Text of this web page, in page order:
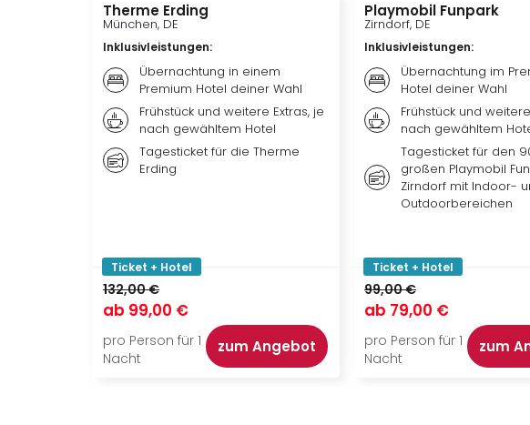
Therme Erding
München, DE
Inklusivleistungen:
Übernachtung in einem
Premium Hotel deiner Wahl
Frühstück und weitere Extras, je
nach gewähltem Hotel
Tagesticket für die Therme
Erding
Ticket + Hotel
132,00 €
ab 99,00 €
pro Person für 1
Nacht
zum Angebot
Playmobil Funpark
Zirndorf, DE
Inklusivleistungen:
Übernachtung im
Hotel deiner Wahl
Frühstück und
nach gewähltem
Tagesticket für den
großen Playmobil
Zirndorf mit Indoor-
Outdoorbereichen
Ticket + Hotel
99,00 €
ab 79,00 €
pro Person für 1
Nacht
zum